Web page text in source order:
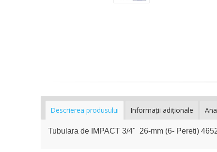
Descrierea produsului Informaţii adiţionale
Tubulara de IMPACT 3/4" 26-mm (6- Pereti)